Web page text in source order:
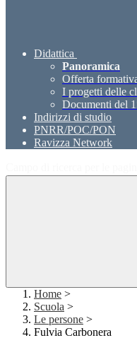
Didattica
Panoramica
Offerta
I progetti delle
Documenti del
Indirizzi di studio
PNRR/POC/PON
Ravizza Network
Home >
Scuola >
Le persone >
Fulvia Carbonera